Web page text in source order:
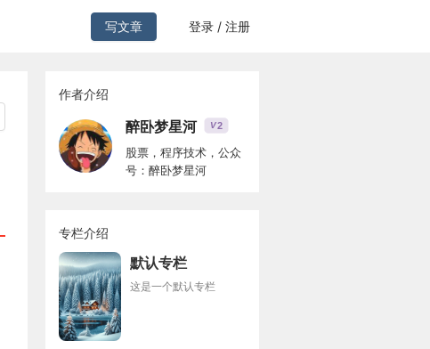
写文章 登录 / 注册
作者介绍
醉卧梦星河 V2
股票，程序技术，公众
号：醉卧梦星河
专栏介绍
默认专栏
这是一个默认专栏